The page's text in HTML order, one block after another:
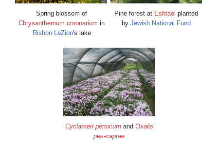
Pine forest atEshtaolplanted
byJewish National Fund
Spring blossom of
Chrysanthemum coronarium
Rishon LeZion's lake
Cyclamen persicum andOxalis
pes-caprae